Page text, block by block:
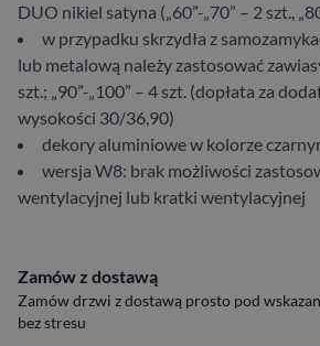
DUO nikiel satyna („60”-„70” – 2 szt.,
w przypadku skrzydła z
lub metalową należy zastosować
szt.; „90”-„100” – 4 szt. (dopłata za
wysokości 30/36,90)
dekory aluminiowe w kolorze
wersja W8: brak możliwości
wentylacyjnej lub kratki wentylacyjnej
Zamów z dostawą
Zamów drzwi z dostawą prosto pod
bez stresu